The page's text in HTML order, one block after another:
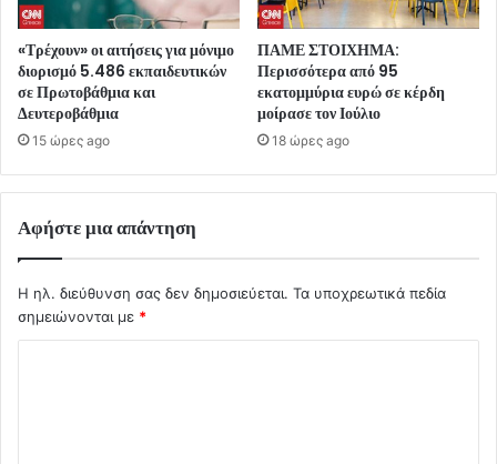
«Τρέχουν» οι αιτήσεις για μόνιμο
διορισμό 5.486 εκπαιδευτικών
σε Πρωτοβάθμια και
Δευτεροβάθμια
15 ώρες ago
ΠΑΜΕ ΣΤΟΙΧΗΜΑ:
Περισσότερα από 95
εκατομμύρια ευρώ σε κέρδη
μοίρασε τον Ιούλιο
18 ώρες ago
Αφήστε μια απάντηση
Η ηλ. διεύθυνση σας δεν δημοσιεύεται. Τα υποχρεωτικά πεδία
σημειώνονται με *